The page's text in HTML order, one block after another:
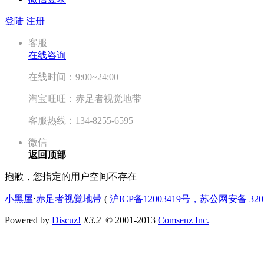
登陆 注册
客服
在线咨询
在线时间：9:00~24:00
淘宝旺旺：赤足者视觉地带
客服热线：134-8255-6595
微信
返回顶部
抱歉，您指定的用户空间不存在
小黑屋⋅赤足者视觉地带 ( 沪ICP备12003419号，苏公网安备
Powered by Discuz! X3.2 © 2001-2013 Comsenz Inc.